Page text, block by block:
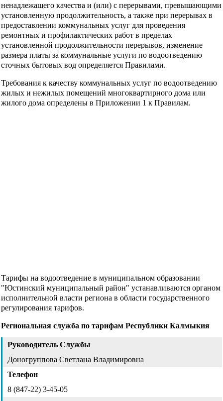
ненадлежащего качества и (или) с перерывами, превышающими
установленную продолжительность, а также при перерывах в
предоставлении коммунальных услуг для проведения
ремонтных и профилактических работ в пределах
установленной продолжительности перерывов, изменение
размера платы за коммунальные услуги по водоотведению
сточных бытовых вод определяется Правилами.
Требования к качеству коммунальных услуг по водоотведению
жилых и нежилых помещений многоквартирного дома или
жилого дома определены в Приложении 1 к Правилам.
Тарифы на водоотведение в муниципальном образовании
"Юстинский муниципальный район" устанавливаются органом
исполнительной власти региона в области государственного
регулирования тарифов.
Региональная служба по тарифам Республики Калмыкия
Руководитель Службы
Доногруппова Светлана Владимировна
Телефон
8 (847-22) 3-45-05